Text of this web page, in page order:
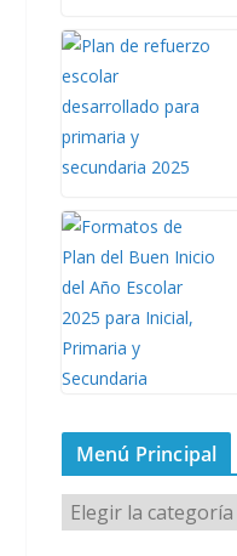
Menú Principal
M
e